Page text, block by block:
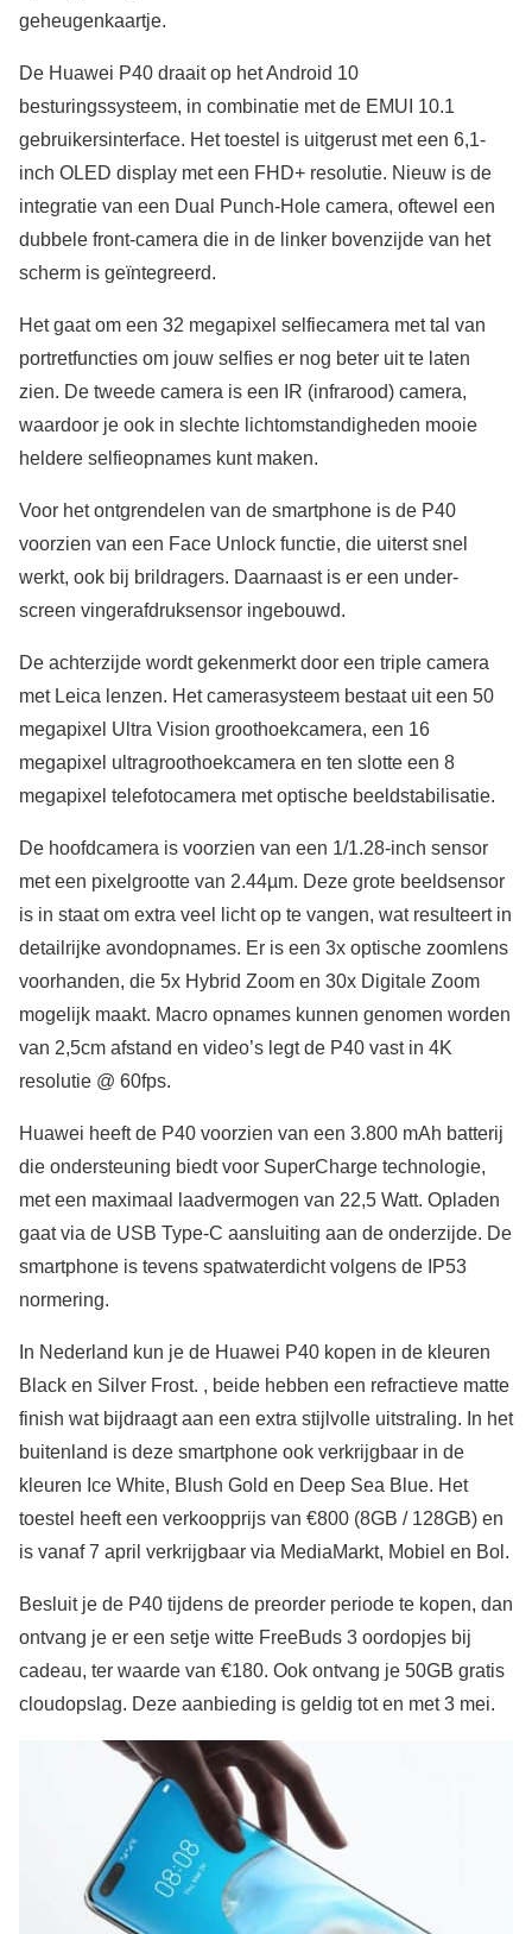
geheugenkaartje.
De Huawei P40 draait op het Android 10
besturingssysteem, in combinatie met de EMUI 10.1
gebruikersinterface. Het toestel is uitgerust met een 6,1-
inch OLED display met een FHD+ resolutie. Nieuw is de
integratie van een Dual Punch-Hole camera, oftewel een
dubbele front-camera die in de linker bovenzijde van het
scherm is geïntegreerd.
Het gaat om een 32 megapixel selfiecamera met tal van
portretfuncties om jouw selfies er nog beter uit te laten
zien. De tweede camera is een IR (infrarood) camera,
waardoor je ook in slechte lichtomstandigheden mooie
heldere selfieopnames kunt maken.
Voor het ontgrendelen van de smartphone is de P40
voorzien van een Face Unlock functie, die uiterst snel
werkt, ook bij brildragers. Daarnaast is er een under-
screen vingerafdruksensor ingebouwd.
De achterzijde wordt gekenmerkt door een triple camera
met Leica lenzen. Het camerasysteem bestaat uit een 50
megapixel Ultra Vision groothoekcamera, een 16
megapixel ultragroothoekcamera en ten slotte een 8
megapixel telefotocamera met optische beeldstabilisatie.
De hoofdcamera is voorzien van een 1/1.28-inch sensor
met een pixelgrootte van 2.44µm. Deze grote beeldsensor
is in staat om extra veel licht op te vangen, wat resulteert in
detailrijke avondopnames. Er is een 3x optische zoomlens
voorhanden, die 5x Hybrid Zoom en 30x Digitale Zoom
mogelijk maakt. Macro opnames kunnen genomen worden
van 2,5cm afstand en video’s legt de P40 vast in 4K
resolutie @ 60fps.
Huawei heeft de P40 voorzien van een 3.800 mAh batterij
die ondersteuning biedt voor SuperCharge technologie,
met een maximaal laadvermogen van 22,5 Watt. Opladen
gaat via de USB Type-C aansluiting aan de onderzijde. De
smartphone is tevens spatwaterdicht volgens de IP53
normering.
In Nederland kun je de Huawei P40 kopen in de kleuren
Black en Silver Frost. , beide hebben een refractieve matte
finish wat bijdraagt aan een extra stijlvolle uitstraling. In het
buitenland is deze smartphone ook verkrijgbaar in de
kleuren Ice White, Blush Gold en Deep Sea Blue. Het
toestel heeft een verkoopprijs van €800 (8GB / 128GB) en
is vanaf 7 april verkrijgbaar via MediaMarkt, Mobiel en Bol.
Besluit je de P40 tijdens de preorder periode te kopen, dan
ontvang je er een setje witte FreeBuds 3 oordopjes bij
cadeau, ter waarde van €180. Ook ontvang je 50GB gratis
cloudopslag. Deze aanbieding is geldig tot en met 3 mei.